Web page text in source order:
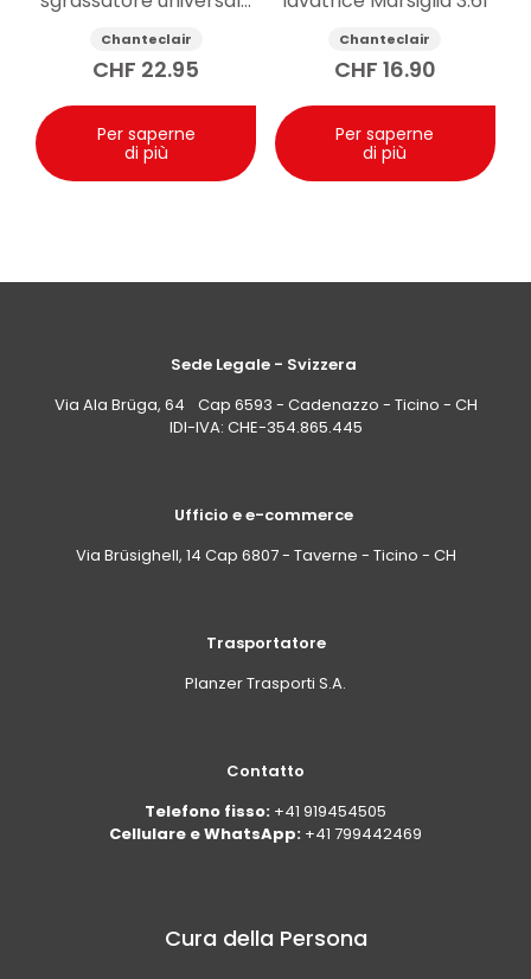
Marsiglia 5l
Chanteclair
CHF 22.95
Per saperne
di più
Chanteclair
CHF 16.90
Per saperne
di più
Sede Legale - Svizzera
Via Ala Brüga, 64 Cap 6593 - Cadenazzo - Ticino - CH
IDI-IVA: CHE-354.865.445
Ufficio e e-commerce
Via Brüsighell, 14 Cap 6807 - Taverne - Ticino - CH
Trasportatore
Planzer Trasporti S.A.
Contatto
Telefono fisso: +41 919454505
Cellulare e WhatsApp: +41 799442469
Cura della Persona